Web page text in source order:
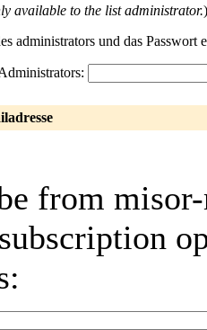
available to the list administrator.)
administrators und das
from